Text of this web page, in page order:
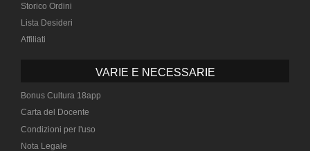
Storico Ordini
Lista Desideri
Affiliati
VARIE E NECESSARIE
Bonus Cultura 18app
Carta del Docente
Condizioni per l'uso
Nota Legale